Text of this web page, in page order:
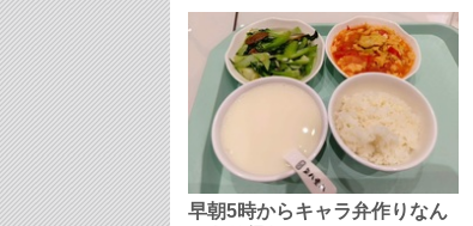
早朝5時からキャラ弁作りなん